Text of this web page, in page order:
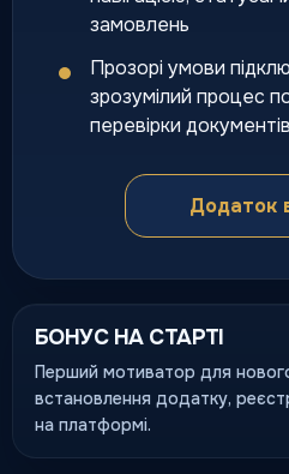
замовлень
Прозорі умови
зрозумілий процес
перевірки документів
Додаток
БОНУС НА СТАРТІ
Перший мотиватор для
встановлення додатку,
на платформі.